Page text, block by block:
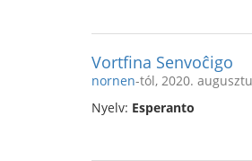
Vortfina Senvoĉigo
nornen-tól, 2020.
Nyelv: Esperanto